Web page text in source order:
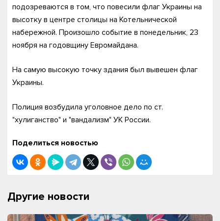
подозреваются в том, что повесили флаг Украины на
высотку в центре столицы на Котельнической
набережной. Произошло событие в понедельник, 23
ноября на годовщину Евромайдана.
На самую высокую точку здания был вывешен флаг
Украины.
Полиция возбудила уголовное дело по ст.
"хулиганство" и "вандализм" УК России.
Поделиться новостью
Другие новости